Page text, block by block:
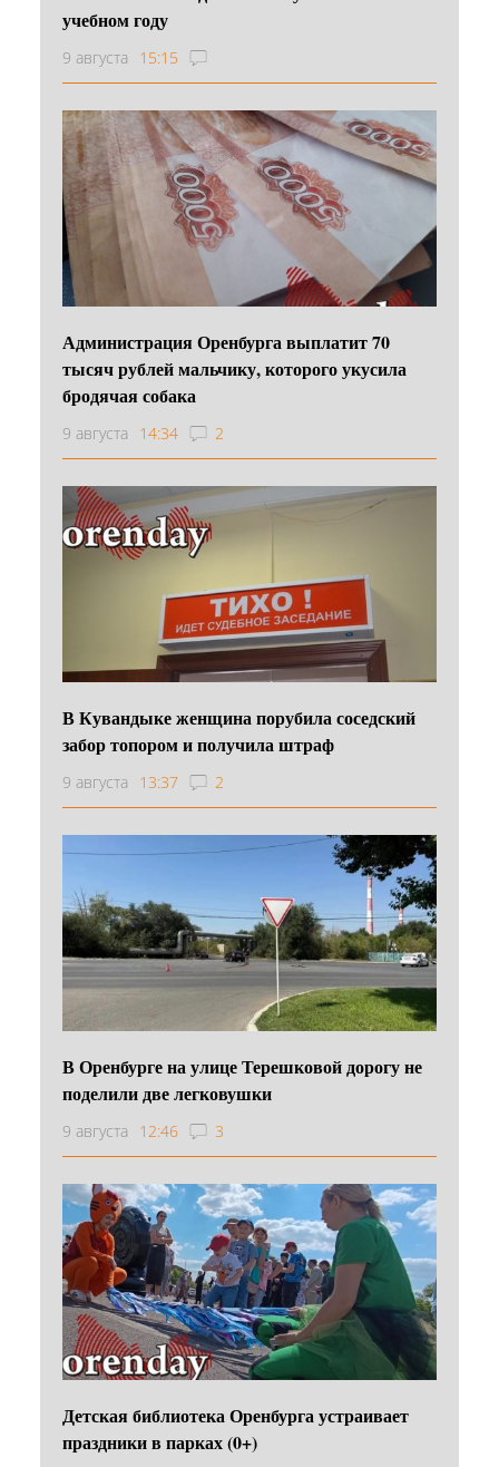
учебном году
9 августа 15:15
Администрация Оренбурга выплатит 70
тысяч рублей мальчику, которого укусила
бродячая собака
9 августа 14:34 2
В Кувандыке женщина порубила соседский
забор топором и получила штраф
9 августа 13:37 2
В Оренбурге на улице Терешковой дорогу не
поделили две легковушки
9 августа 12:46 3
Детская библиотека Оренбурга устраивает
праздники в парках (0+)